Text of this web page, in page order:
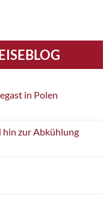
in Polen
hin zur Abkühlung